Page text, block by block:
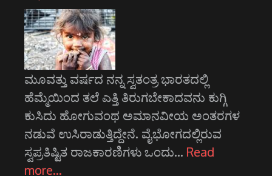
ಮೂವತ್ತು ವರ್ಷದ ನನ್ನ ಸ್ವತಂತ್ರ ಭಾರತದಲ್ಲಿ
ಹೆಮ್ಮೆಯಿಂದ ತಲೆ ಎತ್ತಿ ತಿರುಗಬೇಕಾದವನು ಕುಗ್ಗಿ
ಕುಸಿದು ಹೋಗುವಂಥ ಅಮಾನವೀಯ ಅಂತರಗಳ
ನಡುವೆ ಉಸಿರಾಡುತ್ತಿದ್ದೇನೆ. ವೈಭೋಗದಲ್ಲಿರುವ
ಸ್ವಪ್ರತಿಷ್ಟಿತ ರಾಜಕಾರಣಿಗಳು ಒಂದು… Read
more…